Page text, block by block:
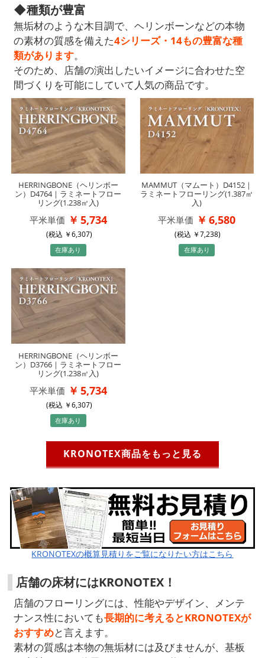
◆種類が豊富
無垢材のような木目調で、ヘリンボーンなどの本物
の素材の質感を備えた4シリーズ・14もの豊富な種
類があります。
そのため、店舗の演出したいイメージに合わせた空
間づくりを可能にしていて人気の商品です。
HERRINGBONE（ヘリンボー
ン）D4764｜ラミネートフロー
リング(1.238㎡入)
平米単価 5,734
(税込 6,307)
在庫あり
MAMMUT（マムート）D4152｜
ラミネートフローリング(1.387㎡
入)
平米単価 6,580
(税込 7,238)
在庫あり
HERRINGBONE（ヘリンボー
ン）D3766｜ラミネートフロー
リング(1.238㎡入)
平米単価 5,734
(税込 6,307)
在庫あり
KRONOTEX商品をもっと見る
KRONOTEXの概算見積りをご覧になりたい方はこちら
店舗の床材にはKRONOTEX！
店舗のフローリングには、性能やデザイン、メンテ
ナンス性においても長期的に考えるとKRONOTEXが
おすすめと言えます。
素材の質感は本物の無垢材には及びませんが、基板